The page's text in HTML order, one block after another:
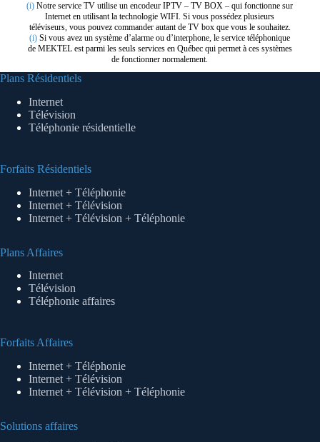
(i) Notre service TV utilise un encodeur IPTV – TV BOX – qui fonctionne sur
Internet en utilisant la technologie WIFI. Si vous possédez plusieurs
téléviseurs, vous pouvez commander autant de TV box que vous le souhaitez.
(i) Si vous avez un système d’alarme ou d’interphone, le service téléphonique
de MEKTEL est parmi les seuls services en Québec qui permet à ces systèmes
de fonctionner normalement.
Plans Résidentiels
Internet
Télévision
Téléphonie résidentielle
Forfaits Résidentiels
Internet + Téléphonie
Internet + Télévision
Internet + Télévision + Téléphonie
Plans Affaires
Internet
Télévision
Téléphonie affaires
Forfaits Affaires
Internet + Téléphonie
Internet + Télévision
Internet + Télévision + Téléphonie
Solutions affaires